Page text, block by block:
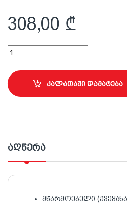
308,00 ₾
P60 ზუმფარა 25სმx50მ Premier
კალათაში დამატება
აღწერა
მწარმოებელი